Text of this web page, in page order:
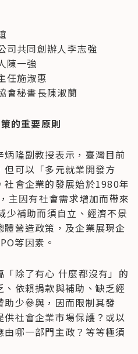
司共同創辦人李志強
陳一強
任施淑惠
會秘書長陳淑蘭
的重要原則
隆副教授表示，臺灣目前
可以「多元就業開發方
會企業的發展始於1980年
主因有社會需求增加而帶來
少補助而須自立、經濟不景
營造政策，及企業展現企
等因素。
除了有心 什麼都沒有」的
依賴捐款與補助、缺乏經
少參與，因而限制其發
社會企業市場保護？或以
哪一部門主政？等等極須